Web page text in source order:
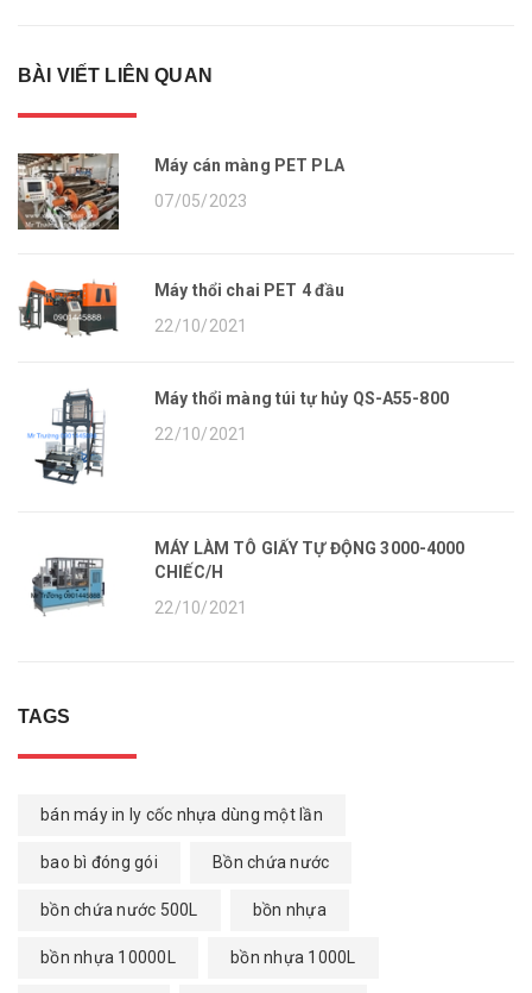
BÀI VIẾT LIÊN QUAN
Máy cán màng PET PLA
07/05/2023
Máy thổi chai PET 4 đầu
22/10/2021
Máy thổi màng túi tự hủy QS-A55-800
22/10/2021
MÁY LÀM TÔ GIẤY TỰ ĐỘNG 3000-4000
CHIẾC/H
22/10/2021
TAGS
bán máy in ly cốc nhựa dùng một lần
bao bì đóng gói Bồn chứa nước
bồn chứa nước 500L bồn nhựa
bồn nhựa 10000L bồn nhựa 1000L